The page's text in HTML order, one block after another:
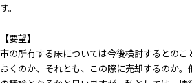
す。
【要望】
市の所有する床については今後検討するとの
おくのか、それとも、この際に売却するのか